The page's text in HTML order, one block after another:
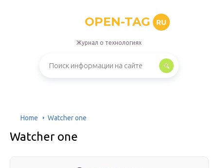
OPEN-TAG RU
Журнал о технологиях
Home Watcher one
Watcher one